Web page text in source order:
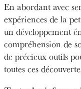
En abordant avec
expériences de la
un développement
compréhension de
de précieux outils
toutes ces